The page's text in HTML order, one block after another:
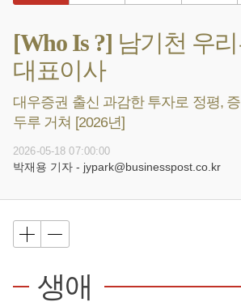
[Who Is ?] 남기천 우
대표이사
대우증권 출신 과감한 투자로 정평,
두루 거쳐 [2026년]
2026-05-18 07:00:00
박재용 기자 - jypark@businesspost.co.kr
생애